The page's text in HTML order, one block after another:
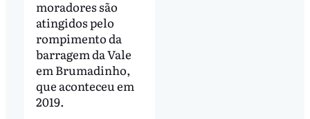
moradores são
atingidos pelo
rompimento da
barragem da Vale
em Brumadinho,
que aconteceu em
2019.